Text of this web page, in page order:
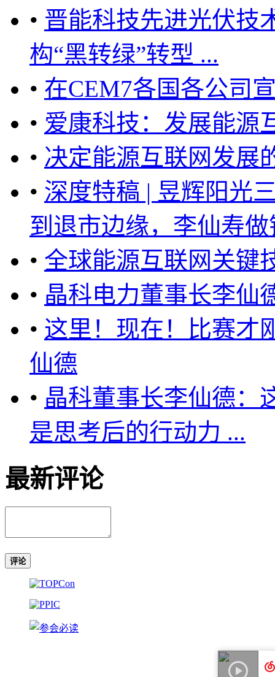
• 晋能科技先进光伏技
构“黑转绿”转型 ...
• 在CEM7各国各公司
• 爱康科技：发展能源
• 决定能源互联网发展
• 深度特稿 | 昱辉阳光
到退市边缘，李仙寿
• 全球能源互联网关键
• 晶科电力董事长李仙
• 这里！现在！比赛才
仙德
• 晶科董事长李仙德：
是思考后的行动力 ...
最新评论
评论